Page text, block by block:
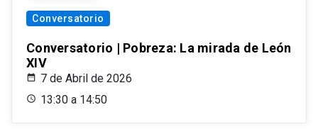
Conversatorio
Conversatorio | Pobreza: La mirada de León
XIV
7 de Abril de 2026
13:30 a 14:50